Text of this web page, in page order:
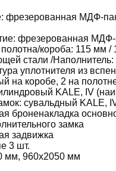
фрезерованная МДФ-
фрезерованная
короба: 115 мм /
стали /Наполнитель:
уплотнителя из
на коробе, 2 на
KALE, IV
сувальдный KALE,
броненакладка
замка
задвижка
3 шт.
мм, 960х2050 мм